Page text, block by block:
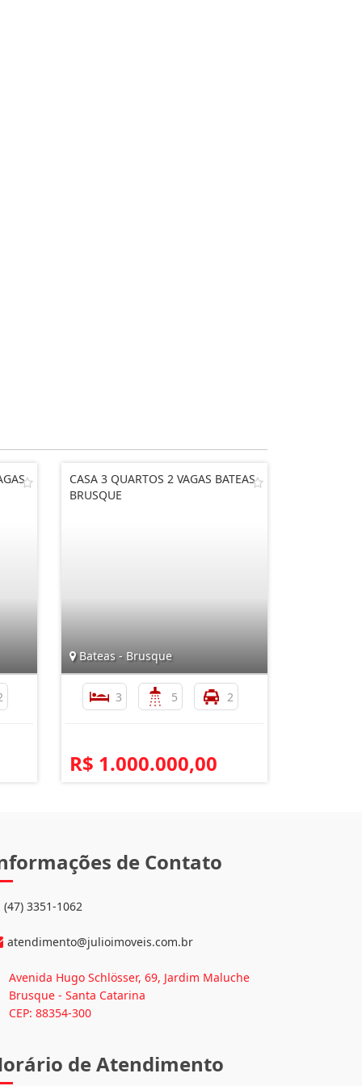
CASA 3 QUARTOS 2 VAGAS BATEAS
BRUSQUE
Bateas - Brusque
3 5 2
R$ 1.000.000,00
de Contato
(47) 3351-1062
atendimento@julioimoveis.com.br
Avenida Hugo Schlösser, 69, Jardim Maluche
Brusque - Santa Catarina
CEP: 88354-300
de Atendimento